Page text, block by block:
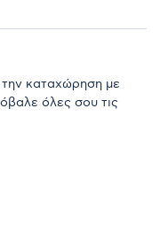
την καταχώρηση με
όλες σου τις